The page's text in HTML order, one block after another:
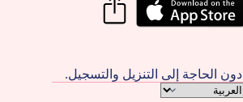
الحاجة إلى التنزيل والتسجيل.
اختر